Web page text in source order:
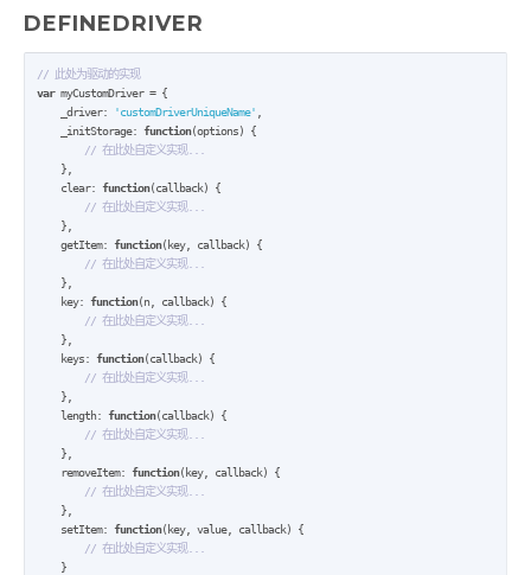
DEFINEDRIVER
// 此处为驱动的实现
var myCustomDriver = {
    _driver:
'customDriverUniqueName'
    _initStorage:
function(options) {
// 在此处自定义实现...
    },
    clear:
function(callback) {
// 在此处自定义实现...
    },
    getItem:
function(key, callback) {
// 在此处自定义实现...
    },
    key:
function(n, callback) {
// 在此处自定义实现...
    },
    keys:
function(callback) {
// 在此处自定义实现...
    },
    length:
function(callback) {
// 在此处自定义实现...
    },
    removeItem:
function(key, callback) {
// 在此处自定义实现...
    },
    setItem:
function(key, value, callback) {
// 在此处自定义实现...
    }